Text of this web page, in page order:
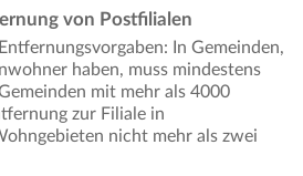
von Postfilialen
In Gemeinden,
haben, muss mindestens
mit mehr als 4000
zur Filiale in
nicht mehr als zwei